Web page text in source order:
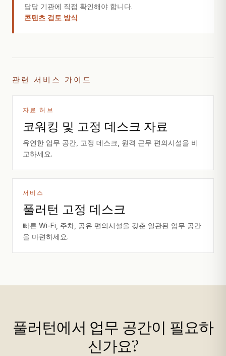
담당 기관에 직접 확인해야 합니다.
콘텐츠 검토 방식
관련 서비스 가이드
자료 허브
코워킹 및 고정 데스크 자료
유연한 업무 공간, 고정 데스크, 원격 근무 편의시설을 비
교하세요.
서비스
풀러턴 고정 데스크
빠른 Wi-Fi, 주차, 공유 편의시설을 갖춘 일관된 업무 공간
을 마련하세요.
풀러턴에서 업무 공간이 필요하
신가요?